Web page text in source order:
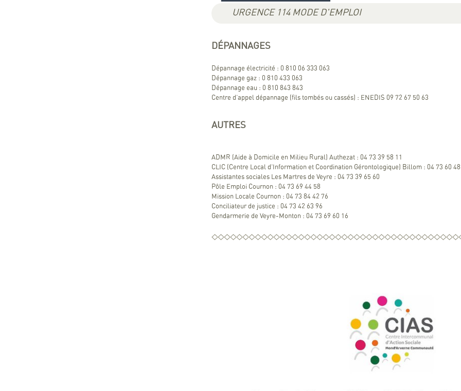
URGENCE 114 MODE D'EMPLOI
DÉPANNAGES
Dépannage électricité : 0 810 06 333 063
Dépannage gaz : 0 810 433 063
Dépannage eau : 0 810 843 843
Centre d’appel dépannage (fils tombés ou cassés) : ENEDIS 09 72 67 50 63
AUTRES
ADMR (Aide à Domicile en Milieu Rural) Authezat : 04 73 39 58 11
CLIC (Centre Local d’Information et Coordination Gérontologique) Billom : 04 73 60
Assistantes sociales Les Martres de Veyre : 04 73 39 65 60
Pôle Emploi Cournon : 04 73 69 44 58
Mission Locale Cournon : 04 73 84 42 76
Conciliateur de justice : 04 73 42 63 96
Gendarmerie de Veyre-Monton : 04 73 69 60 16